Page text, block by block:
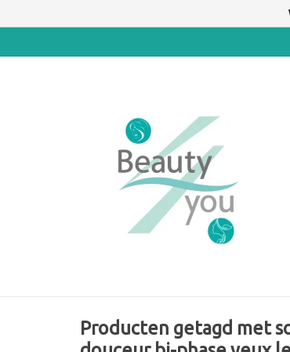
Producten getagd met